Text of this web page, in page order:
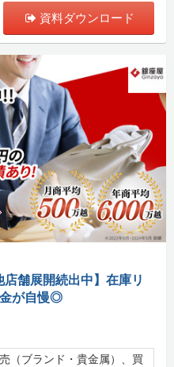
資料ダウンロード
店舗展開続出中】在庫リ
金が自慢◎
（ブランド・貴金属）、買